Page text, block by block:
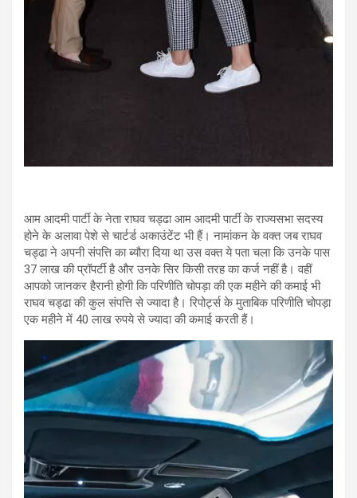
आम आदमी पार्टी के नेता राघव चड्ढा आम आदमी पार्टी के राज्यसभा सदस्य
होने के अलावा पेशे से चार्टर्ड अकाउंटेंट भी हैं। नामांकन के वक्त जब राघव
चड्ढा ने अपनी संपत्ति का ब्यौरा दिया था उस वक्त ये पता चला कि उनके पास
37 लाख की प्रॉपर्टी है और उनके सिर किसी तरह का कर्ज नहीं है। वहीं
आपको जानकर हैरानी होगी कि परिणीति चोपड़ा की एक महीने की कमाई भी
राघव चड्ढा की कुल संपत्ति से ज्यादा है। रिपोर्ट्स के मुताबिक परिणीति चोपड़ा
एक महीने में 40 लाख रुपये से ज्यादा की कमाई करती हैं।